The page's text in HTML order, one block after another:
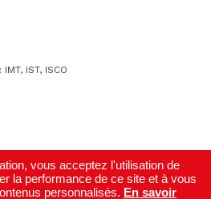
IST, ISCO
vous acceptez l'utilisation de
la performance de ce site et à vous
personnalisés. En savoir